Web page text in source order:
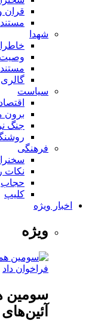
قران
شهدا
وصیت
سیاست
برون
جنگ
فرهنگی
نکات
حجاب
کلیپ
اخبار ویژه
ویژه
سومین